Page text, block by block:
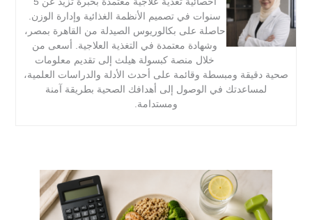
سنوات في تصميم الأنظمة الغذائية وإدارة الوزن.
حاصلة على بكالوريوس الصيدلة من القاهرة بمصر،
وشهادة معتمدة في التغذية العلاجية. أسعى من
خلال منصة كبسولة هيلث إلى تقديم معلومات
صحية دقيقة ومبسطة وقائمة على أحدث الأدلة والدراسات العلمية،
لمساعدتك في الوصول إلى أهدافك الصحية بطريقة آمنة
ومستدامة.